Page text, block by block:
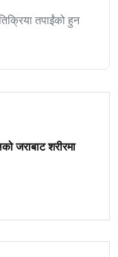
तपाईंको हुन
जराबाट शरीरमा